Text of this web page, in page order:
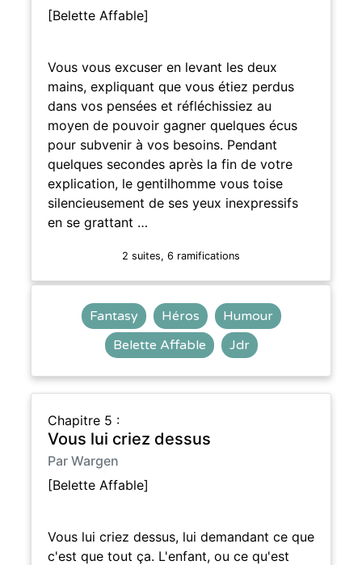
[Belette Affable]
Vous vous excuser en levant les deux
mains, expliquant que vous étiez perdus
dans vos pensées et réfléchissiez au
moyen de pouvoir gagner quelques écus
pour subvenir à vos besoins. Pendant
quelques secondes après la fin de votre
explication, le gentilhomme vous toise
silencieusement de ses yeux inexpressifs
en se grattant …
2 suites, 6 ramifications
Fantasy Héros
Humour
Belette Affable
Jdr
Chapitre 5 :
Vous lui criez dessus
Par Wargen
[Belette Affable]
Vous lui criez dessus, lui demandant ce que
c'est que tout ça. L'enfant, ou ce qu'est